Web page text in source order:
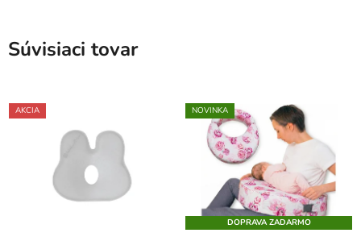
Súvisiaci tovar
AKCIA NOVINKA
DOPRAVA ZADARMO